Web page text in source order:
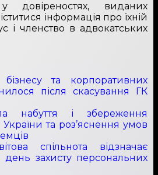
довіреностях, виданих
інформація про їхній
і членство в адвокатських
та корпоративних
після скасування ГК
набуття і збереження
та роз’яснення умов
спільнота відзначає
захисту персональних